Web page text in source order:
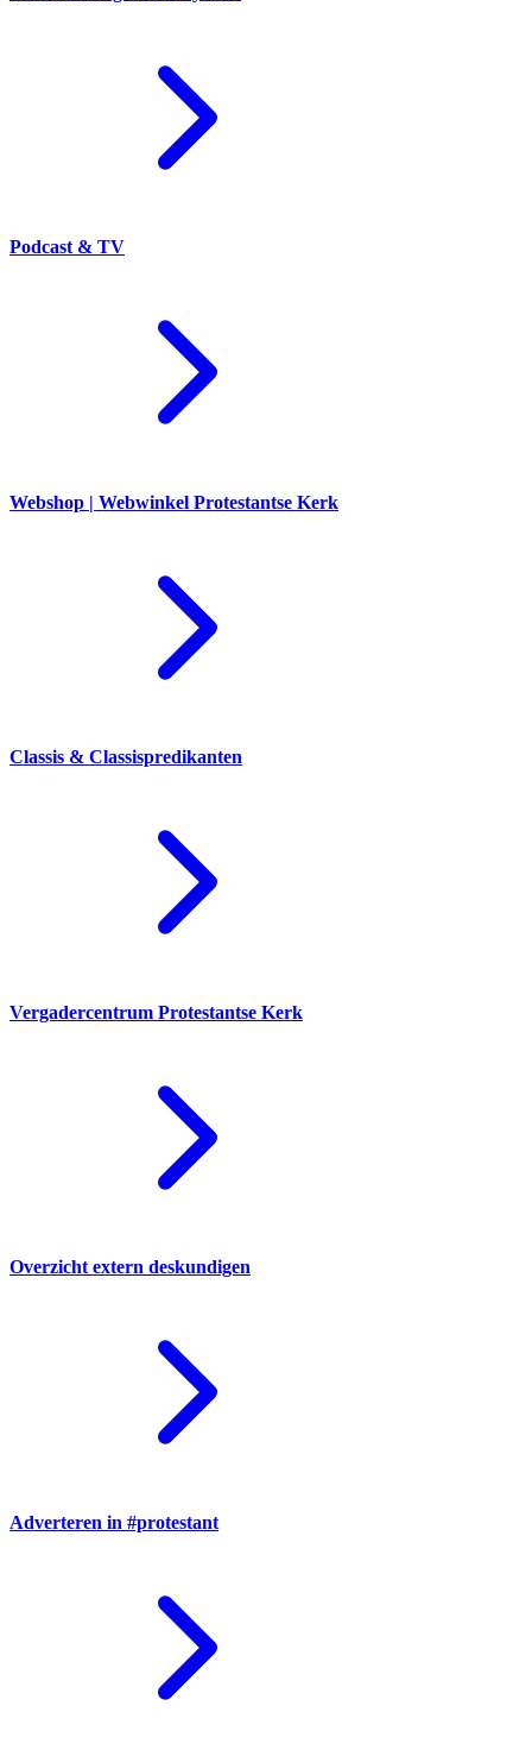
Podcast & TV
Webshop | Webwinkel Protestantse Kerk
Classis & Classispredikanten
Vergadercentrum Protestantse Kerk
Overzicht extern deskundigen
Adverteren in #protestant